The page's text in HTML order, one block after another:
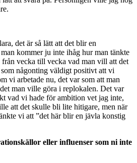
det är så lätt att det blir en
kommer ju inte ihåg hur man tänkte
från vecka till vecka vad man vill att det
någonting väldigt positivt att vi
vi arbetade nu, det var som att man
man ville göra i replokalen. Det var
vad vi hade för ambition vet jag inte,
att det skulle bli lite hitigare, men när
vi att ”det här blir en jävla konstig
eller influenser som ni inte